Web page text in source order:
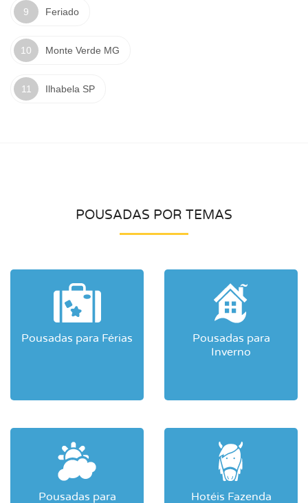
Feriado
Monte Verde MG
Ilhabela SP
POUSADAS POR TEMAS
Pousadas para Férias
Pousadas para
Inverno
Pousadas para
Hotéis Fazenda